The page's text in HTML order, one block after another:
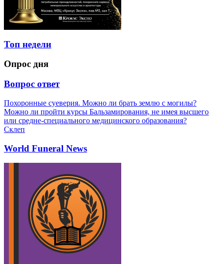
Топ недели
Опрос дня
Вопрос ответ
Похоронные суеверия. Можно ли брать землю с могилы?
Можно ли пройти курсы Бальзамирования, не имея высшего
или средне-специального медицинского образования?
Склеп
World Funeral News